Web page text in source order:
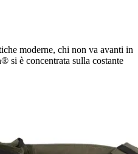
moderne, chi non va avanti in
si è concentrata sulla costante